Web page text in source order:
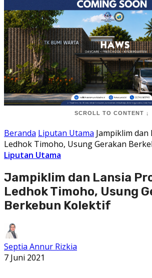
SCROLL TO CONTENT ↓
Beranda Liputan Utama Jampiklim
Ledhok Timoho, Usung Gerakan
Liputan Utama
Jampiklim dan Lansia
Ledhok Timoho, Usung
Berkebun Kolektif
Septia Annur Rizkia
7 Juni 2021